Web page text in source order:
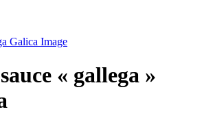
« gallega »